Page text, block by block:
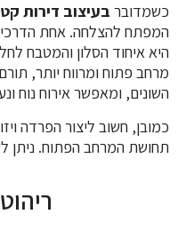
כשמדובר בעיצוב דירות
המפתח להצלחה. אחת
היא איחוד הסלון והמטבח
מרחב פתוח ומרווח יותר,
השונים, ומאפשר אירוח נוח
כמובן, חשוב ליצור הפרדה
תחושת המרחב הפתוח. ניתן